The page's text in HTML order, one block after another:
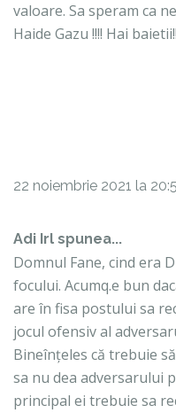
valoare. Sa speram ca
Haide Gazu !!!! Hai
22 noiembrie 2021 la
Adi Irl spunea...
Domnul Fane, cind era
focului. Acumq.e bun
are în fisa postului sa
jocul ofensiv al
Bineînțeles că trebuie
sa nu dea adversarului
principal ei trebuie sa